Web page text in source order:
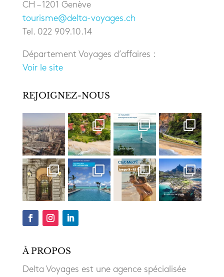
CH – 1201 Genève
tourisme@delta-voyages.ch
Tel. 022 909.10.14
Département Voyages d’affaires :
Voir le site
REJOIGNEZ-NOUS
À PROPOS
Delta Voyages est une agence spécialisée